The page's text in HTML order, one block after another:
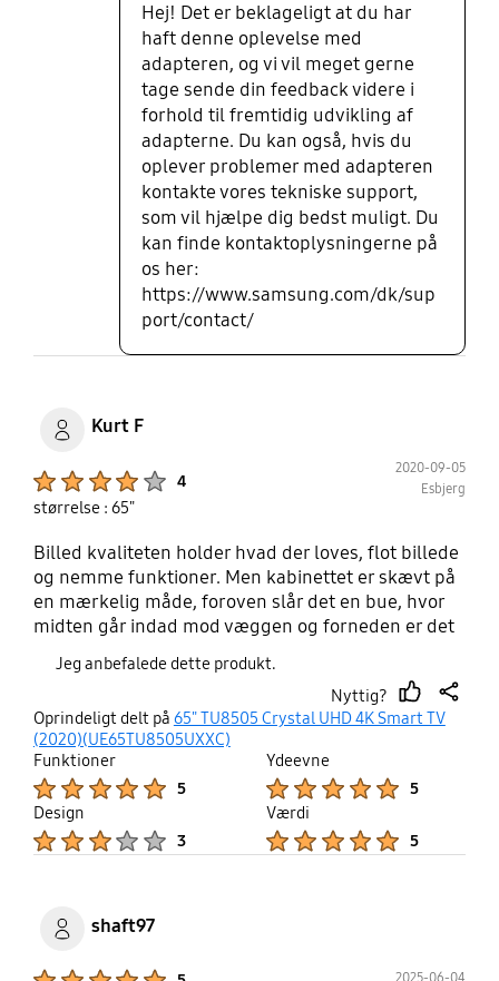
Hej! Det er beklageligt at du har
haft denne oplevelse med
adapteren, og vi vil meget gerne
tage sende din feedback videre i
forhold til fremtidig udvikling af
adapterne. Du kan også, hvis du
oplever problemer med adapteren
kontakte vores tekniske support,
som vil hjælpe dig bedst muligt. Du
kan finde kontaktoplysningerne på
os her:
https://www.samsung.com/dk/sup
port/contact/
Kurt F
4
2020-09-05
Esbjerg
størrelse : 65"
Billed kvaliteten holder hvad der loves, flot billede
og nemme funktioner. Men kabinettet er skævt på
en mærkelig måde, foroven slår det en bue, hvor
midten går indad mod væggen og forneden er det
lidt mere.
Jeg anbefalede dette produkt.
Nyttig?
thumbshare
Oprindeligt delt på 65" TU8505 Crystal UHD 4K Smart TV
(2020)(UE65TU8505UXXC)
Funktioner
5
Ydeevne
5
Design
3
Værdi
5
shaft97
2025-06-04